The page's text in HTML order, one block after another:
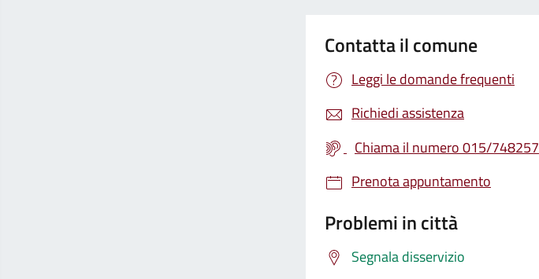
Contatta il comune
Leggi le domande frequenti
Richiedi assistenza
Chiama il numero 015/748257
Prenota appuntamento
Problemi in città
Segnala disservizio